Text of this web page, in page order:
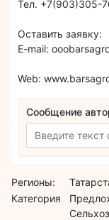
Тел. +7(903)305-
Оставить заявку:
E-mail:
Web:
Сообщение
Регионы:
Категория